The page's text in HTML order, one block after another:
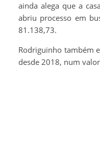
ainda alega que a
abriu processo em
81.138,73.
Rodriguinho também
desde 2018, num